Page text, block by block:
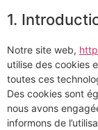
1.
Notre site web,
utilise des cookies
toutes ces
Des cookies sont
nous avons
informons de